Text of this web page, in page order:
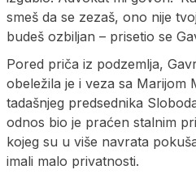
smeš da se zezaš, ono nije
budeš ozbiljan – prisetio se
Pored priča iz podzemlja,
obeležila je i veza sa Marijom
tadašnjeg predsednika
odnos bio je praćen stalnim
kojeg su u više navrata
imali malo privatnosti.